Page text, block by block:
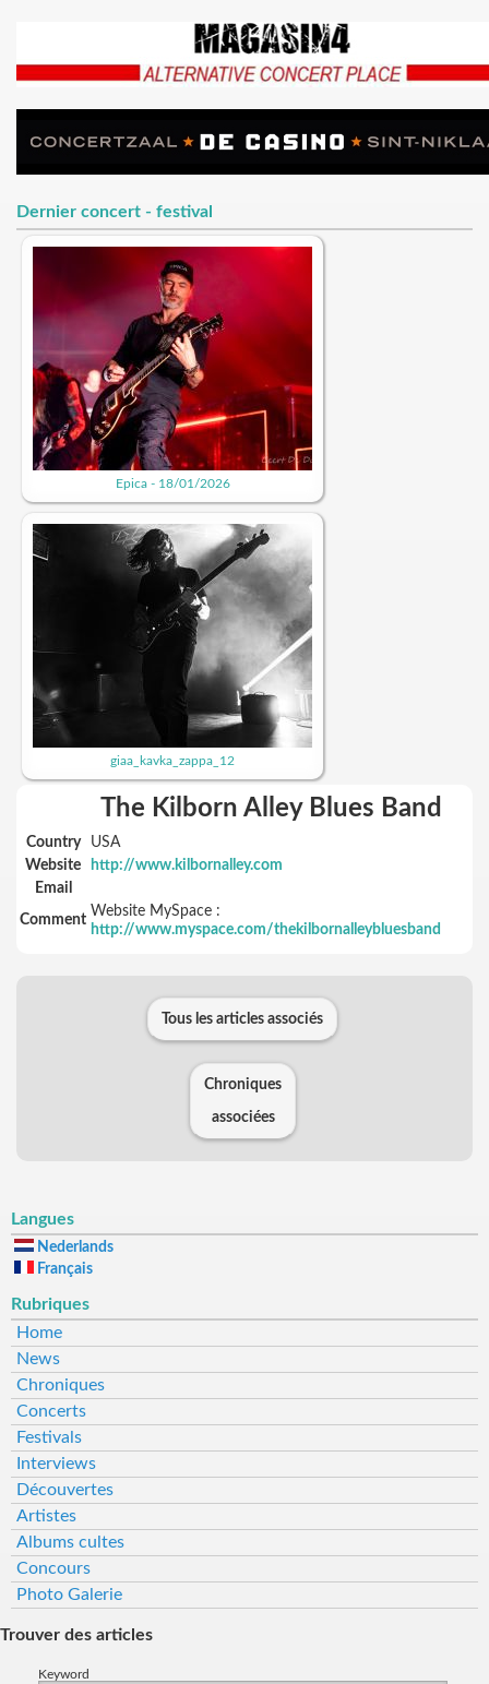
Dernier concert - festival
Epica - 18/01/2026
giaa_kavka_zappa_12
The Kilborn Alley Blues Band
Country
USA
Website
http://www.kilbornalley.com
Email
Comment
Website MySpace :
http://www.myspace.com/thekilbornalleybluesband
Tous les articles associés
Chroniques
associées
Langues
Nederlands
Français
Rubriques
Home
News
Chroniques
Concerts
Festivals
Interviews
Découvertes
Artistes
Albums cultes
Concours
Photo Galerie
Trouver des articles
Keyword